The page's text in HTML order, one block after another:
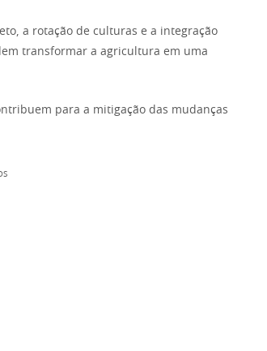
a rotação de culturas e a integração
transformar a agricultura em uma
para a mitigação das mudanças